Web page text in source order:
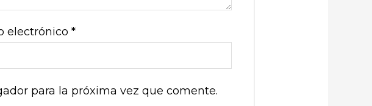
electrónico *
para la próxima vez que comente.